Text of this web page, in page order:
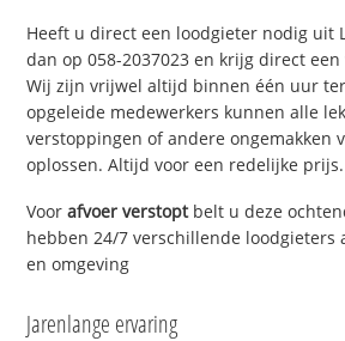
Heeft u direct een loodgieter nodig uit
dan op 058-2037023 en krijg direct
Wij zijn vrijwel altijd binnen één uur
opgeleide medewerkers kunnen alle
verstoppingen of andere ongemakken
oplossen. Altijd voor een redelijke prijs.
Voorafvoer verstoptbelt u deze
hebben 24/7 verschillende loodgieters
en omgeving
Jarenlange ervaring